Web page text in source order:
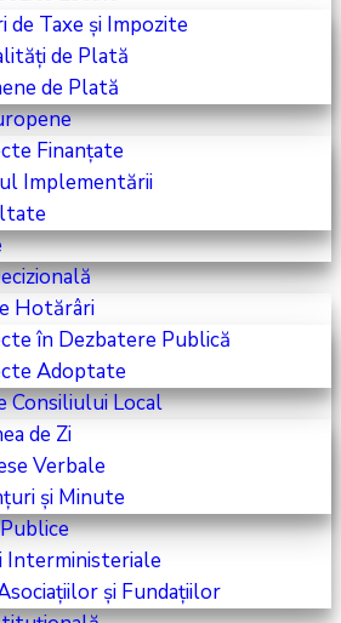
de Taxe și Impozite
de Plată
de Plată
Finanțate
Implementării
Hotărâri
în Dezbatere Publică
Adoptate
Consiliului Local
de Zi
Verbale
și Minute
Interministeriale
și Fundațiilor